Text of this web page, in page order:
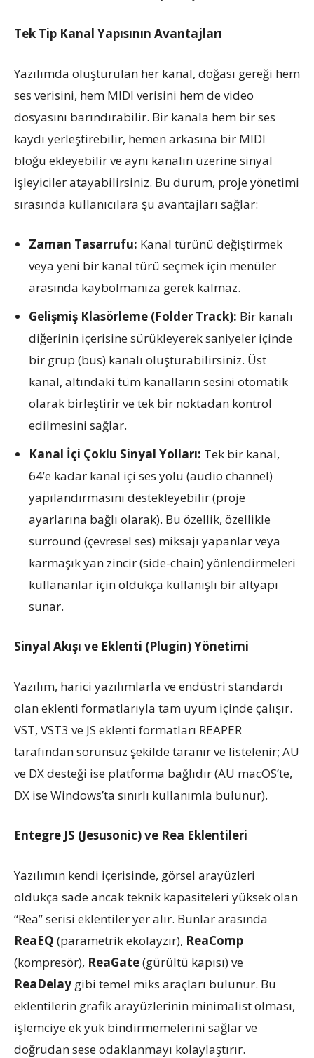
Tek Tip Kanal Yapısının Avantajları
Yazılımda oluşturulan her kanal, doğası gereği hem
ses verisini, hem MIDI verisini hem de video
dosyasını barındırabilir. Bir kanala hem bir ses
kaydı yerleştirebilir, hemen arkasına bir MIDI
bloğu ekleyebilir ve aynı kanalın üzerine sinyal
işleyiciler atayabilirsiniz. Bu durum, proje yönetimi
sırasında kullanıcılara şu avantajları sağlar:
Zaman Tasarrufu: Kanal türünü değiştirmek
veya yeni bir kanal türü seçmek için menüler
arasında kaybolmanıza gerek kalmaz.
Gelişmiş Klasörleme (Folder Track): Bir kanalı
diğerinin içerisine sürükleyerek saniyeler içinde
bir grup (bus) kanalı oluşturabilirsiniz. Üst
kanal, altındaki tüm kanalların sesini otomatik
olarak birleştirir ve tek bir noktadan kontrol
edilmesini sağlar.
Kanal İçi Çoklu Sinyal Yolları: Tek bir kanal,
64’e kadar kanal içi ses yolu (audio channel)
yapılandırmasını destekleyebilir (proje
ayarlarına bağlı olarak). Bu özellik, özellikle
surround (çevresel ses) miksajı yapanlar veya
karmaşık yan zincir (side-chain) yönlendirmeleri
kullananlar için oldukça kullanışlı bir altyapı
sunar.
Sinyal Akışı ve Eklenti (Plugin) Yönetimi
Yazılım, harici yazılımlarla ve endüstri standardı
olan eklenti formatlarıyla tam uyum içinde çalışır.
VST, VST3 ve JS eklenti formatları REAPER
tarafından sorunsuz şekilde taranır ve listelenir; AU
ve DX desteği ise platforma bağlıdır (AU macOS’te,
DX ise Windows’ta sınırlı kullanımla bulunur).
Entegre JS (Jesusonic) ve Rea Eklentileri
Yazılımın kendi içerisinde, görsel arayüzleri
oldukça sade ancak teknik kapasiteleri yüksek olan
“Rea” serisi eklentiler yer alır. Bunlar arasında
ReaEQ (parametrik ekolayzır), ReaComp
(kompresör), ReaGate(gürültü kapısı) ve
ReaDelay gibi temel miks araçları bulunur. Bu
eklentilerin grafik arayüzlerinin minimalist olması,
işlemciye ek yük bindirmemelerini sağlar ve
doğrudan sese odaklanmayı kolaylaştırır.